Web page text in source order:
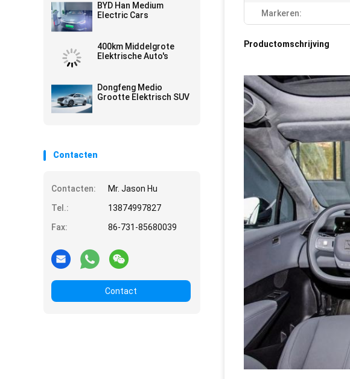
BYD Han Medium
Electric Cars
400km Middelgrote
Elektrische Auto's
Dongfeng Medio
Grootte Elektrisch SUV
Contacten
Contacten:
Mr. Jason Hu
Tel.:
13874997827
Fax:
86-731-85680039
Contact
Markeren:
Productomschrijving